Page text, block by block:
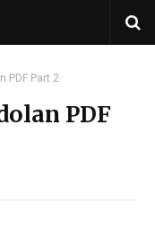
PDF Part 2
PDF